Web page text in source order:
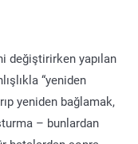
değiştirirken yapılan
“yeniden
yeniden bağlamak,
– bunlardan